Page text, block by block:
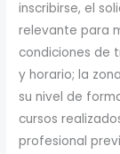
inscribirse, el
relevante para
condiciones de
y horario; la
su nivel de
cursos
profesional